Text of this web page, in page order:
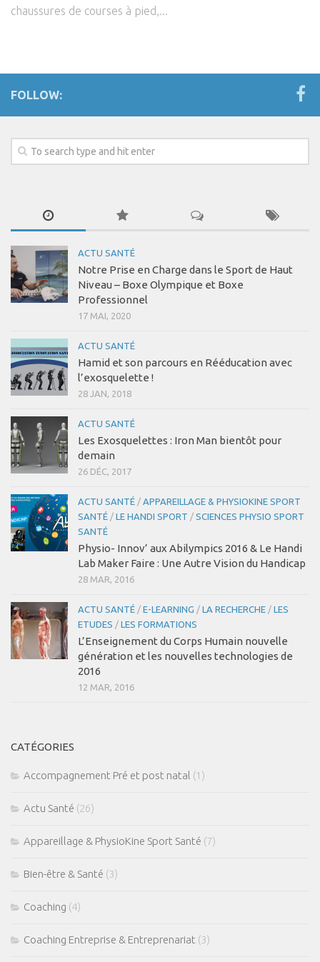
chaussures de courses à pied,...
FOLLOW:
ACTU SANTÉ
Notre Prise en Charge dans le Sport de Haut
Niveau – Boxe Olympique et Boxe
Professionnel
17 MAI, 2020
ACTU SANTÉ
Hamid et son parcours en Rééducation avec
l’exosquelette !
28 JAN, 2018
ACTU SANTÉ
Les Exosquelettes : Iron Man bientôt pour
demain
26 DÉC, 2017
ACTU SANTÉ / APPAREILLAGE & PHYSIOKINE SPORT
SANTÉ / LE HANDI SPORT / SCIENCES PHYSIO SPORT
SANTÉ
Physio- Innov’ aux Abilympics 2016 & Le Handi
Lab Maker Faire : Une Autre Vision du Handicap
28 MAR, 2016
ACTU SANTÉ / E-LEARNING / LA RECHERCHE / LES
ETUDES / LES FORMATIONS
L’Enseignement du Corps Humain nouvelle
génération et les nouvelles technologies de
2016
12 MAR, 2016
CATÉGORIES
Accompagnement Pré et post natal (1)
Actu Santé (26)
Appareillage & PhysioKine Sport Santé (7)
Bien-être & Santé (3)
Coaching (4)
Coaching Entreprise & Entreprenariat (3)